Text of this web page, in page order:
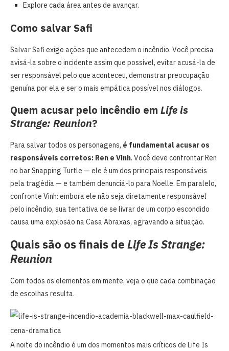
Explore cada área antes de avançar.
Como salvar Safi
Salvar Safi exige ações que antecedem o incêndio. Você precisa
avisá-la sobre o incidente assim que possível, evitar acusá-la de
ser responsável pelo que aconteceu, demonstrar preocupação
genuína por ela e ser o mais empática possível nos diálogos.
Quem acusar pelo incêndio em Life is
Strange: Reunion?
Para salvar todos os personagens, é fundamental acusar os
responsáveis corretos: Ren e Vinh. Você deve confrontar Ren
no bar Snapping Turtle — ele é um dos principais responsáveis
pela tragédia — e também denunciá-lo para Noelle. Em paralelo,
confronte Vinh: embora ele não seja diretamente responsável
pelo incêndio, sua tentativa de se livrar de um corpo escondido
causa uma explosão na Casa Abraxas, agravando a situação.
Quais são os finais de Life Is Strange:
Reunion
Com todos os elementos em mente, veja o que cada combinação
de escolhas resulta.
A noite do incêndio é um dos momentos mais críticos de Life Is